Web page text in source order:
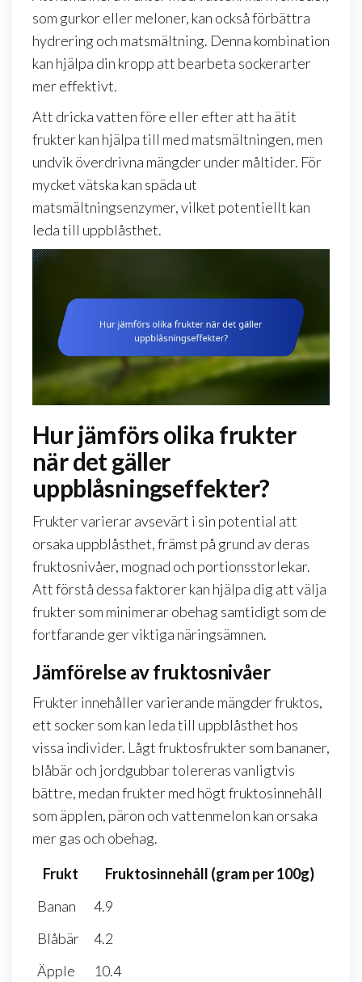
som gurkor eller meloner, kan också förbättra
hydrering och matsmältning. Denna kombination
kan hjälpa din kropp att bearbeta sockerarter
mer effektivt.
Att dricka vatten före eller efter att ha ätit
frukter kan hjälpa till med matsmältningen, men
undvik överdrivna mängder under måltider. För
mycket vätska kan späda ut
matsmältningsenzymer, vilket potentiellt kan
leda till uppblåsthet.
Hur jämförs olika frukter
när det gäller
uppblåsningseffekter?
Frukter varierar avsevärt i sin potential att
orsaka uppblåsthet, främst på grund av deras
fruktosnivåer, mognad och portionsstorlekar.
Att förstå dessa faktorer kan hjälpa dig att välja
frukter som minimerar obehag samtidigt som de
fortfarande ger viktiga näringsämnen.
Jämförelse av fruktosnivåer
Frukter innehåller varierande mängder fruktos,
ett socker som kan leda till uppblåsthet hos
vissa individer. Lågt fruktosfrukter som bananer,
blåbär och jordgubbar tolereras vanligtvis
bättre, medan frukter med högt fruktosinnehåll
som äpplen, päron och vattenmelon kan orsaka
mer gas och obehag.
Frukt
Fruktosinnehåll (gram per 100g)
Banan
4.9
Blåbär
4.2
Äpple
10.4